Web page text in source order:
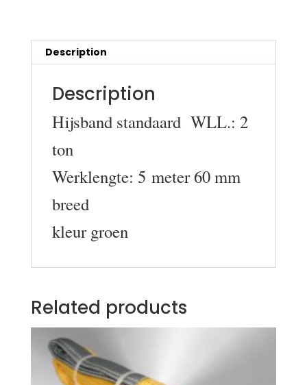
Description
Description
Hijsband standaard WLL.: 2
ton
Werklengte: 5 meter 60 mm
breed
kleur groen
Related products